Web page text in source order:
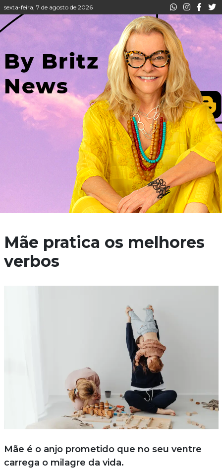
sexta-feira, 7 de agosto de 2026
Mãe pratica os melhores
verbos
Mãe é o anjo prometido que no seu ventre
carrega o milagre da vida.